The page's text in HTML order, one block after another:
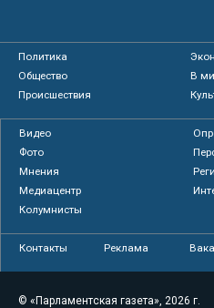
Политика
Общество
В
Происшествия
Видео
Фото
Мнения
Медиацентр
Колумнисты
Контакты Реклама
© «Парламентская газета», 2026 г.